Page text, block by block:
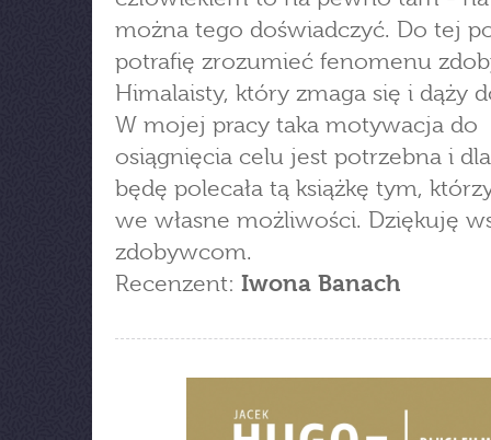
można tego doświadczyć. Do tej
potrafię zrozumieć fenomenu
Himalaisty, który zmaga się i dąży
W mojej pracy taka motywacja do
osiągnięcia celu jest potrzebna i
będę polecała tą książkę tym,
we własne możliwości. Dziękuję
zdobywcom.
Recenzent: Iwona Banach